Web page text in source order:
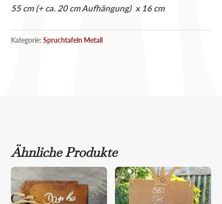
man
sie
mit
55 cm (+ ca. 20 cm Aufhängung) x 16 cm
Kategorie:Spruchtafeln Metall
Ähnliche Produkte